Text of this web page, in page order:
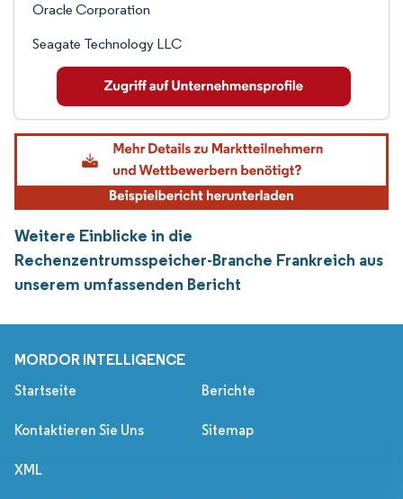
Oracle Corporation
Seagate Technology LLC
Weitere Einblicke in die
Rechenzentrumsspeicher-Branche Frankreich aus
unserem umfassenden Bericht
MORDOR INTELLIGENCE
Startseite Berichte
Kontaktieren Sie Uns Sitemap
XML